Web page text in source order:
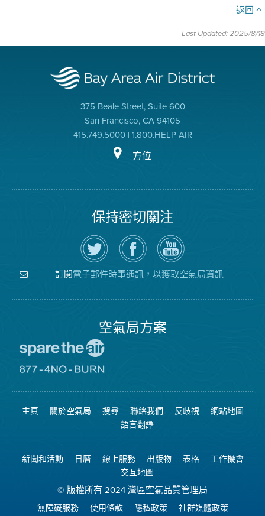
返回
Last Updated: 2025/8/18
375 Beale Street, Suite 600
San Francisco, CA 94105
415.749.5000 | 1.800.HELP AIR
方位
保持密切關注
在
Twitter
上
關
注
空
瀏
覽
空
氣
局
的
空
氣
局
YouTube
頻
道
訂閱電子郵件時事通訊，以獲取空氣局資訊
空氣局方案
空
日
網
站
8774
可
燃
燒
主頁 關於空氣局 搜尋 聯絡我們 反歧視
網站地圖
語言翻譯
新聞和活動 日曆 線上服務 出版物 表格
工作機會
交互地圖
© 版權所有 2024 灣區空氣品質管理局
無障礙服務 使用條款 隱私政策 社群媒體政策